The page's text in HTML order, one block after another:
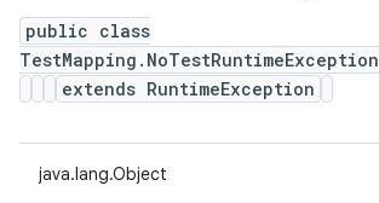
public class
TestMapping.NoTestRuntimeException
extends RuntimeException
java.lang.Object